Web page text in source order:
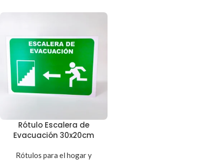
Rótulo Escalera de
Evacuación 30x20cm
Rótulos para el hogar y